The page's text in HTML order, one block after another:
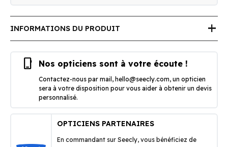
INFORMATIONS DU PRODUIT add
phone_iphone Nos opticiens sont à votre écoute !
Contactez-nous par mail, hello@seecly.com, un opticien
sera à votre disposition pour vous aider à obtenir un devis
personnalisé.
OPTICIENS PARTENAIRES
En commandant sur Seecly, vous bénéficiez de